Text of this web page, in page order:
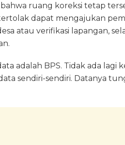
ruang koreksi tetap
dapat mengajukan
atau verifikasi lapangan,
adalah BPS. Tidak ada lagi
sendiri-sendiri. Datanya